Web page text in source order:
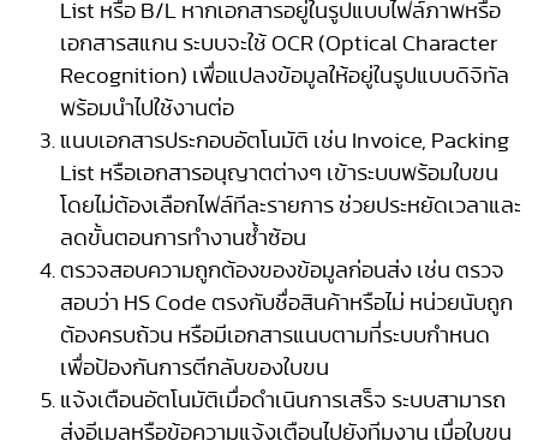
List หรือ B/L หากเอกสารอยู่ในรูปแบบไฟล์ภาพหรือ
เอกสารสแกน ระบบจะใช้ OCR (Optical Character
Recognition) เพื่อแปลงข้อมูลให้อยู่ในรูปแบบดิจิทัล
พร้อมนำไปใช้งานต่อ
แนบเอกสารประกอบอัตโนมัติ เช่น Invoice, Packing
List หรือเอกสารอนุญาตต่างๆ เข้าระบบพร้อมใบขน
โดยไม่ต้องเลือกไฟล์ทีละรายการ ช่วยประหยัดเวลาและ
ลดขั้นตอนการทำงานซ้ำซ้อน
ตรวจสอบความถูกต้องของข้อมูลก่อนส่ง เช่น ตรวจ
สอบว่า HS Code ตรงกับชื่อสินค้าหรือไม่ หน่วยนับถูก
ต้องครบถ้วน หรือมีเอกสารแนบตามที่ระบบกำหนด
เพื่อป้องกันการตีกลับของใบขน
แจ้งเตือนอัตโนมัติเมื่อดำเนินการเสร็จ ระบบสามารถ
ส่งอีเมลหรือข้อความแจ้งเตือนไปยังทีมงาน เมื่อใบขน